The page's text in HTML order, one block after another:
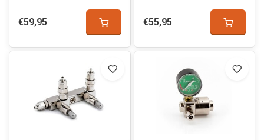
€59,95 €55,95